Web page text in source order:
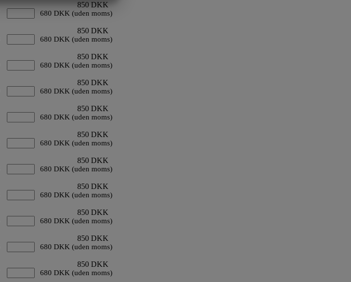
850 DKK
680 DKK (uden moms)
850 DKK
680 DKK (uden moms)
850 DKK
680 DKK (uden moms)
850 DKK
680 DKK (uden moms)
850 DKK
680 DKK (uden moms)
850 DKK
680 DKK (uden moms)
850 DKK
680 DKK (uden moms)
850 DKK
680 DKK (uden moms)
850 DKK
680 DKK (uden moms)
850 DKK
680 DKK (uden moms)
850 DKK
680 DKK (uden moms)